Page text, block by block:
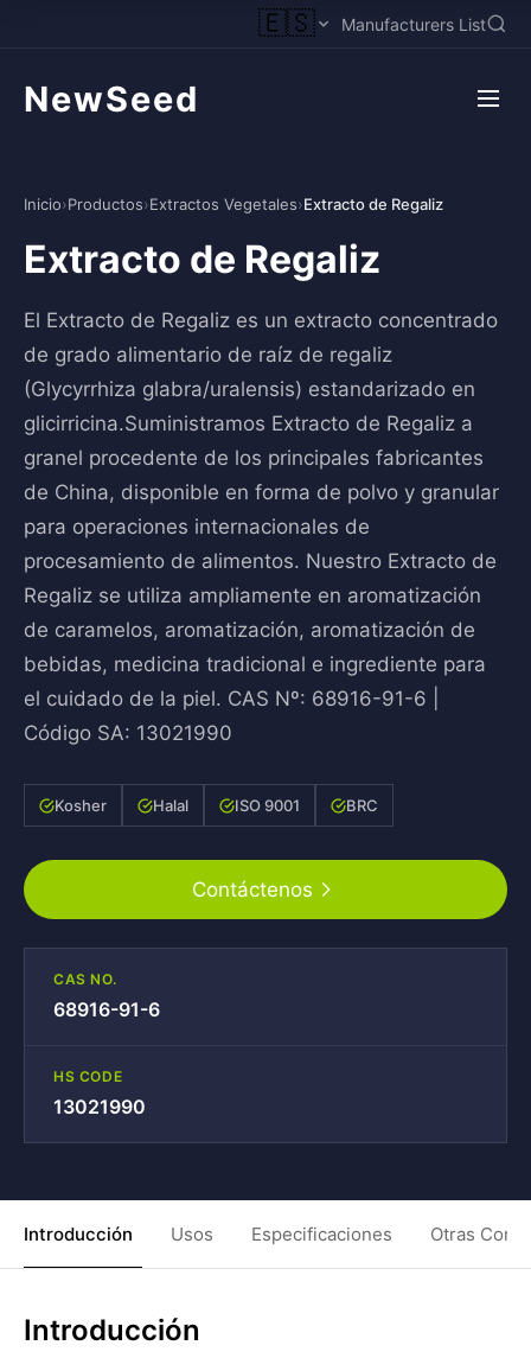
🇪🇸 Manufacturers List
NewSeed
Inicio›Productos›Extractos Vegetales›Extracto de Regaliz
Extracto de Regaliz
El Extracto de Regaliz es un extracto concentrado
de grado alimentario de raíz de regaliz
(Glycyrrhiza glabra/uralensis) estandarizado en
glicirricina.Suministramos Extracto de Regaliz a
granel procedente de los principales fabricantes
de China, disponible en forma de polvo y granular
para operaciones internacionales de
procesamiento de alimentos. Nuestro Extracto de
Regaliz se utiliza ampliamente en aromatización
de caramelos, aromatización, aromatización de
bebidas, medicina tradicional e ingrediente para
el cuidado de la piel. CAS Nº: 68916-91-6 |
Código SA: 13021990
Kosher Halal ISO 9001 BRC
Contáctenos
CAS NO.
68916-91-6
HS CODE
13021990
Introducción Usos Especificaciones Otras
Introducción